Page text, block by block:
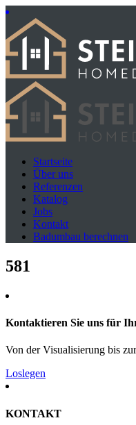
Startseite
Über uns
Referenzen
Katalog
Jobs
Kontakt
Badumbau berechnen
581
Kontaktieren Sie uns für
Von der Visualisierung bis
Loslegen
KONTAKT